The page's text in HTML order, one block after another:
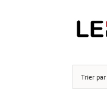
Trier par